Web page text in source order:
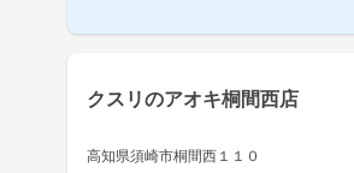
クスリのアオキ桐間西店
高知県須崎市桐間西１１０